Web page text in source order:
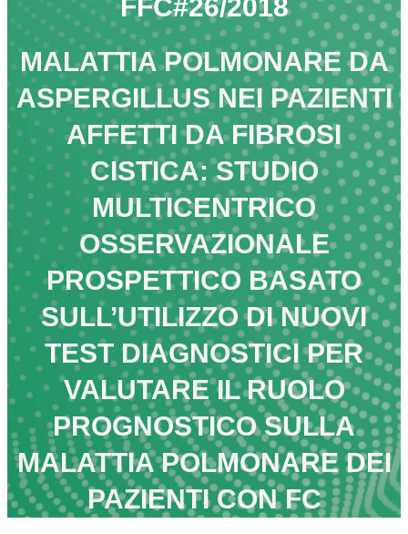
FFC#26/2018
MALATTIA POLMONARE DA
ASPERGILLUS NEI PAZIENTI
AFFETTI DA FIBROSI
CISTICA: STUDIO
MULTICENTRICO
OSSERVAZIONALE
PROSPETTICO BASATO
SULL’UTILIZZO DI NUOVI
TEST DIAGNOSTICI PER
VALUTARE IL RUOLO
PROGNOSTICO SULLA
MALATTIA POLMONARE DEI
PAZIENTI CON FC